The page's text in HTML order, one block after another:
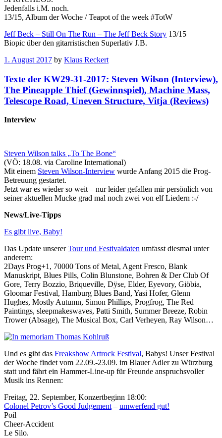
Jedenfalls i.M. noch.
13/15, Album der Woche / Teapot of the week #TotW
Jeff Beck – Still On The Run – The Jeff Beck Story 13/15
Biopic über den gitarristischen Superlativ J.B.
1. August 2017 by Klaus Reckert
Texte der KW29-31-2017: Steven Wilson (Interview),
The Pineapple Thief (Gewinnspiel), Machine Mass,
Telescope Road, Uneven Structure, Vitja (Reviews)
Interview
Steven Wilson talks „To The Bone“
(VÖ: 18.08. via Caroline International)
Mit einem Steven Wilson-Interview wurde Anfang 2015 die Prog-
Betreuung gestartet.
Jetzt war es wieder so weit – nur leider gefallen mir persönlich von
seiner aktuellen Mucke grad mal noch zwei von elf Liedern :-/
News/Live-Tipps
Es gibt live, Baby!
Das Update unsererTour und Festivaldaten umfasst diesmal unter
anderem:
2Days Prog+1, 70000 Tons of Metal, Agent Fresco, Blank
Manuskript, Blues Pills, Colin Blunstone, Bohren & Der Club Of
Gore, Terry Bozzio, Briqueville, Dÿse, Elder, Eyevory, Giöbia,
Gloomar Festival, Hamburg Blues Band, Yasi Hofer, Glenn
Hughes, Mostly Autumn, Simon Phillips, Progfrog, The Red
Paintings, sleepmakeswaves, Patti Smith, Summer Breeze, Robin
Trower (Absage), The Musical Box, Carl Verheyen, Ray Wilson…
Und es gibt das Freakshow Artrock Festival, Babys! Unser Festival
der Woche findet vom 22.09.-23.09. im Blauer Adler zu Würzburg
statt und fährt ein Hammer-Line-up für Freunde anspruchsvoller
Musik ins Rennen:
Freitag, 22. September, Konzertbeginn 18:00:
Colonel Petrov’s Good Judgement – umwerfend gut!
Poil
Cheer-Accident
Le Silo.